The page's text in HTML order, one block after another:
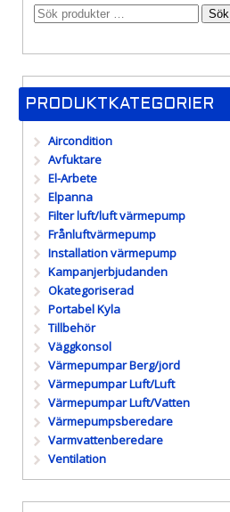
Sök
PRODUKTKATEGORIER
Aircondition
Avfuktare
El-Arbete
Elpanna
Filter luft/luft värmepump
Frånluftvärmepump
Installation värmepump
Kampanjerbjudanden
Okategoriserad
Portabel Kyla
Tillbehör
Väggkonsol
Värmepumpar Berg/jord
Värmepumpar Luft/Luft
Värmepumpar Luft/Vatten
Värmepumpsberedare
Varmvattenberedare
Ventilation